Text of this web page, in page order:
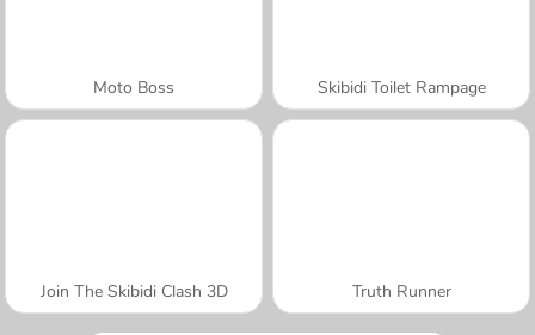
Moto Boss Skibidi Toilet Rampage
Join The Skibidi Clash 3D Truth Runner